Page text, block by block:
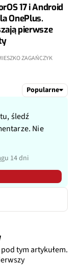
17 i Android
OnePlus.
pierwsze
ZAGAŃCZYK
Popularne
śledź
Nie
14 dni
tym artykułem.